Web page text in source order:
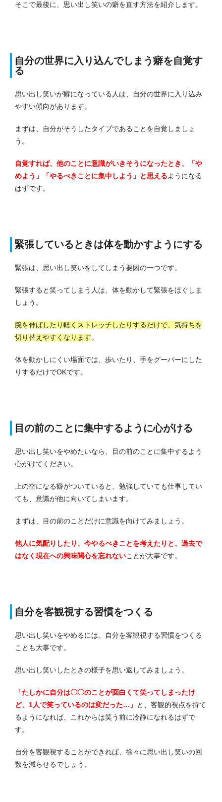
そこで最後に、思い出し笑いの癖を直す方法を紹介します。
自分の世界に入り込んでしまう癖を自覚す
る
思い出し笑いが癖になっている人は、自分の世界に入り込み
やすい傾向があります。
まずは、自分がそうしたタイプであることを自覚しましょ
う。
自覚すれば、他のことに意識がいきそうになったとき、「や
めよう」「やるべきことに集中しよう」と思えるようになる
はずです。
緊張しているときは体を動かすようにする
緊張は、思い出し笑いをしてしまう要因の一つです。
緊張すると笑ってしまう人は、体を動かして緊張をほぐしま
しょう。
腕を伸ばしたり軽くストレッチしたりするだけで、気持ちを
切り替えやすくなります。
体を動かしにくい場面では、歩いたり、手をグーパーにした
りするだけでOKです。
目の前のことに集中するように心がける
思い出し笑いをやめたいなら、目の前のことに集中するよう
心がけてください。
上の空になる癖がついていると、勉強していても仕事してい
ても、意識が他に向いてしまいます。
まずは、目の前のことだけに意識を向けてみましょう。
他人に気配りしたり、今やるべきことを考えたりと、過去で
はなく現在への興味関心を忘れないことが大事です。
自分を客観視する習慣をつくる
思い出し笑いをやめるには、自分を客観視する習慣をつくる
ことも大事です。
思い出し笑いしたときの様子を思い返してみましょう。
「たしかに自分は〇〇のことが面白くて笑ってしまったけ
ど、1人で笑っているのは変だった…」 と、客観的視点を持て
るようになれば、これからは笑う前に冷静になれるはずで
す。
自分を客観視することができれば、徐々に思い出し笑いの回
数を減らせるでしょう。